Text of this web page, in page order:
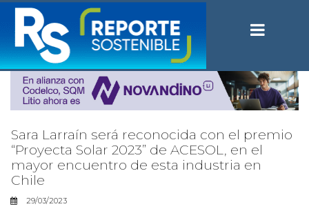
Sara Larraín será reconocida con el premio
“Proyecta Solar 2023” de ACESOL, en el
mayor encuentro de esta industria en
Chile
29/03/2023